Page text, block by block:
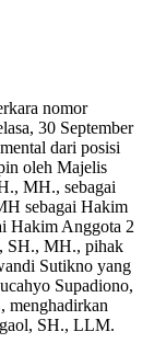
nomor
30 September
dari posisi
oleh Majelis
MH., sebagai
sebagai Hakim
Hakim Anggota 2
SH., MH., pihak
Sutikno yang
Supadiono,
menghadirkan
SH., LLM.